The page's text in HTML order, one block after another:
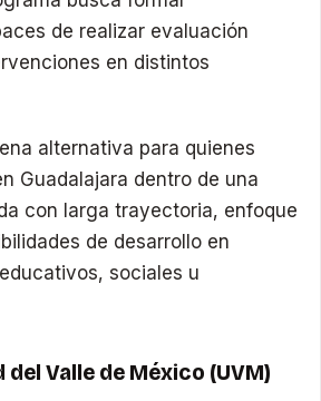
de realizar evaluación
en distintos
alternativa para quienes
Guadalajara dentro de una
con larga trayectoria, enfoque
de desarrollo en
sociales u
Valle de México (UVM)